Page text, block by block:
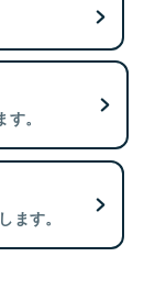
。
ます。